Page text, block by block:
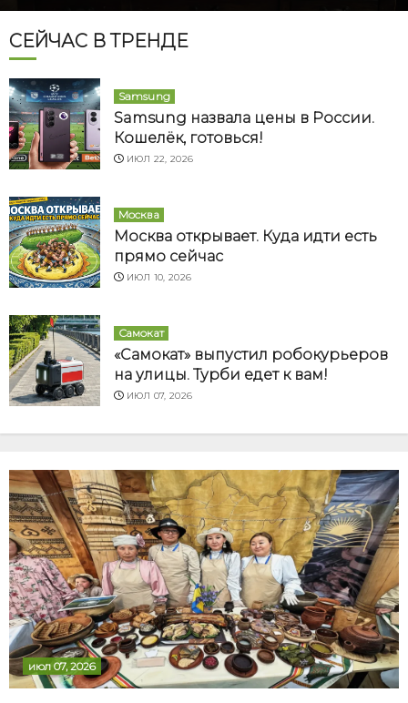
СЕЙЧАС В ТРЕНДЕ
Samsung
Samsung назвала цены в России.
Кошелёк, готовься!
ИЮЛ 22, 2026
Москва
Москва открывает. Куда идти есть
прямо сейчас
ИЮЛ 10, 2026
Самокат
«Самокат» выпустил робокурьеров
на улицы. Турби едет к вам!
ИЮЛ 07, 2026
июл 07, 2026